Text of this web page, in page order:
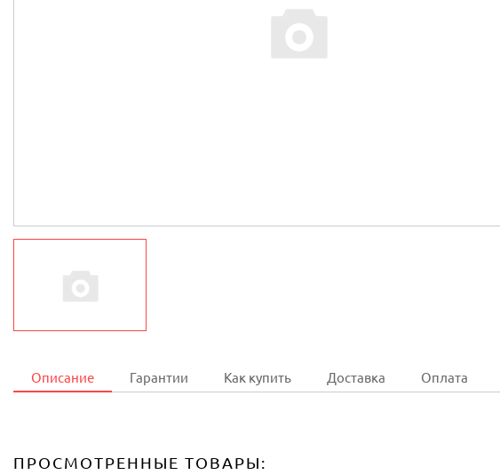
Описание Гарантии Как купить Доставка Оплата
ПРОСМОТРЕННЫЕ ТОВАРЫ: